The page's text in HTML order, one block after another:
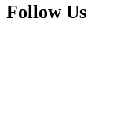
Follow Us